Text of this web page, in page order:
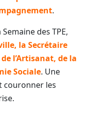
.
des TPE,
la Secrétaire
l’Artisanat, de la
Sociale. Une
couronner les